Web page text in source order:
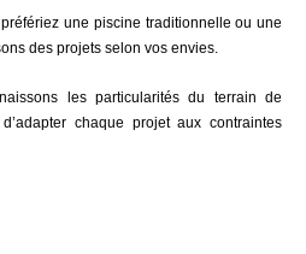
une piscine traditionnelle ou une
des projets selon vos envies.
les particularités du terrain de
chaque projet aux contraintes